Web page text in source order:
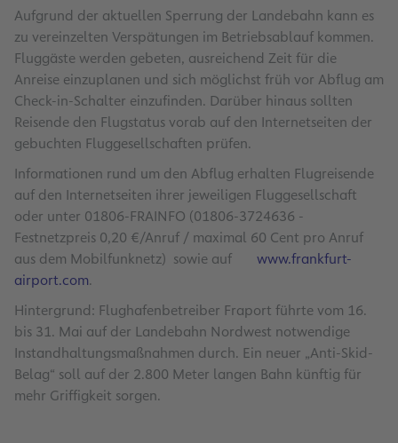
Aufgrund der aktuellen Sperrung der Landebahn kann es
zu vereinzelten Verspätungen im Betriebsablauf kommen.
Fluggäste werden gebeten, ausreichend Zeit für die
Anreise einzuplanen und sich möglichst früh vor Abflug am
Check-in-Schalter einzufinden. Darüber hinaus sollten
Reisende den Flugstatus vorab auf den Internetseiten der
gebuchten Fluggesellschaften prüfen.
‪Informationen rund um den Abflug erhalten Flugreisende
auf den Internetseiten ihrer jeweiligen Fluggesellschaft
oder unter 01806-FRAINFO (01806-3724636 -
Festnetzpreis 0,20 €/Anruf / maximal 60 Cent pro Anruf
aus dem Mobilfunknetz) sowie auf
www.frankfurt-
airport.com.
Hintergrund: Flughafenbetreiber Fraport führte vom 16.
bis 31. Mai auf der Landebahn Nordwest notwendige
Instandhaltungsmaßnahmen durch. Ein neuer „Anti-Skid-
Belag“ soll auf der 2.800 Meter langen Bahn künftig für
mehr Griffigkeit sorgen.